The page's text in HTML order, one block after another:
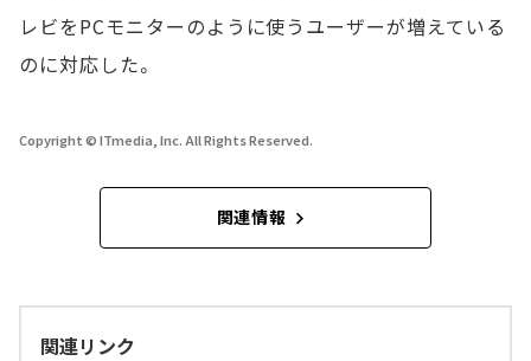
レビをPCモニターのように使うユーザーが増えている
のに対応した。
Copyright © ITmedia, Inc. All Rights Reserved.
関連情報
関連リンク